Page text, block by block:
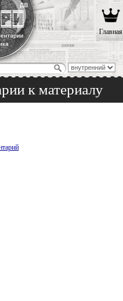
Главная
к материалу